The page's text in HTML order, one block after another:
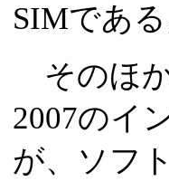
SIMである
そのほか
2007のイ
が、ソフ